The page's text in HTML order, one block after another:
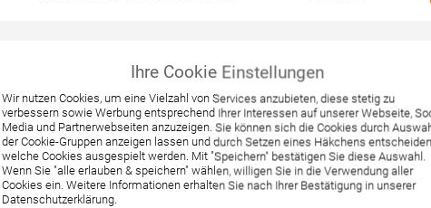
Hansgrohe
universal
Artikelnummer: 13597000
Hersteller:Hansgrohe
Lieferzeit:1-2 Wochen²
Ihre Cookie Einstellungen
Wir nutzen Cookies, um eine Vielzahl von Services anzubieten, diese stetig zu
verbessern sowie Werbung entsprechend Ihrer Interessen auf unserer Webseite,
Media und Partnerwebseiten anzuzeigen. Sie können sich die Cookies durch
der Cookie-Gruppen anzeigen lassen und durch Setzen eines Häkchens
welche Cookies ausgespielt werden. Mit "Speichern" bestätigen Sie diese Auswahl.
Wenn Sie "alle erlauben & speichern" wählen, willigen Sie in die Verwendung aller
Cookies ein. Weitere Informationen erhalten Sie nach Ihrer Bestätigung in unserer
Datenschutzerklärung.